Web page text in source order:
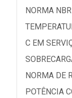
NORMA
C EM
NORMA DE
POTÊNCIA